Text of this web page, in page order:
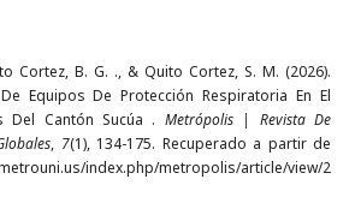
Cortez, B. G. ., & Quito Cortez, S. M. (2026).
Equipos De Protección Respiratoria En El
Del Cantón Sucúa . Metrópolis | Revista De
, 7(1), 134-175. Recuperado a partir de
index.php/metropolis/article/view/2